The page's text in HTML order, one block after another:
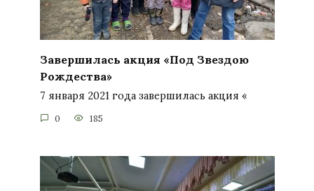
Завершилась акция «Под Звездою
Рождества»
7 января 2021 года завершилась акция «
0 185